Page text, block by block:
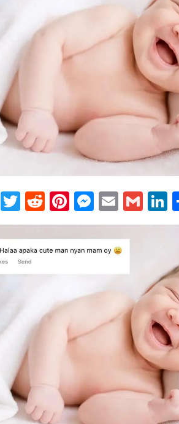
Facebook
Twitter
Reddit
Pinterest
Email